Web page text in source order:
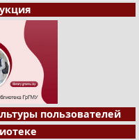
пользователей